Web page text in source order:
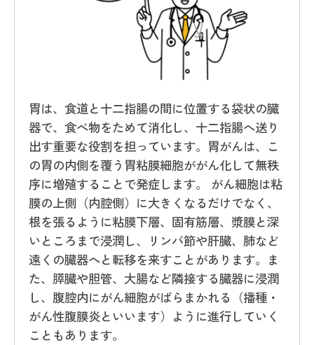
胃は、食道と十二指腸の間に位置する袋状の臓
器で、食べ物をためて消化し、十二指腸へ送り
出す重要な役割を担っています。胃がんは、こ
の胃の内側を覆う胃粘膜細胞ががん化して無秩
序に増殖することで発症します。 がん細胞は粘
膜の上側（内腔側）に大きくなるだけでなく、
根を張るように粘膜下層、固有筋層、漿膜と深
いところまで浸潤し、リンパ節や肝臓、肺など
遠くの臓器へと転移を来すことがあります。ま
た、膵臓や胆管、大腸など隣接する臓器に浸潤
し、腹腔内にがん細胞がばらまかれる（播種・
がん性腹膜炎といいます）ように進行していく
こともあります。